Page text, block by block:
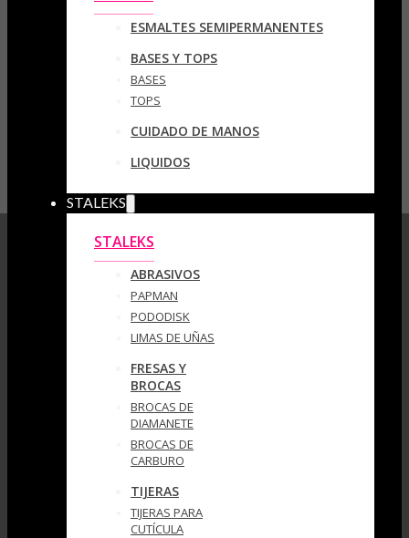
ESMALTES SEMIPERMANENTES
BASES Y TOPS
BASES
TOPS
CUIDADO DE MANOS
LIQUIDOS
STALEKS
STALEKS
ABRASIVOS
PAPMAN
PODODISK
LIMAS DE UÑAS
FRESAS Y
BROCAS
BROCAS DE
DIAMANETE
BROCAS DE
CARBURO
TIJERAS
TIJERAS PARA
CUTÍCULA